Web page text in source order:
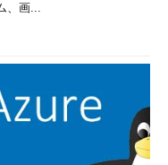
、画...